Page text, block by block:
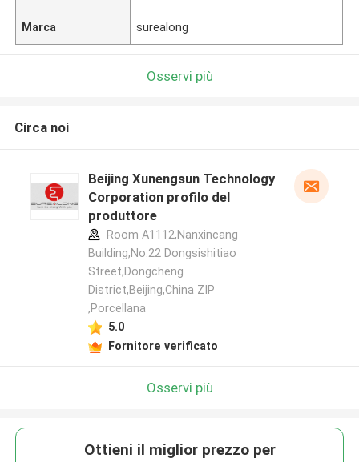
Marca surealong
Osservi più
Circa noi
Beijing Xunengsun Technology
Corporation profilo del
produttore
Room A1112,Nanxincang
Building,No.22 Dongsishitiao
Street,Dongcheng
District,Beijing,China ZIP
,Porcellana
5.0
Fornitore verificato
Osservi più
Ottieni il miglior prezzo per